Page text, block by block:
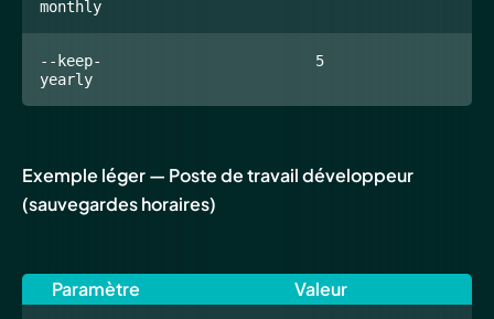
monthly
--keep-
yearly
5
Exemple léger — Poste de travail développeur
(sauvegardes horaires)
Paramètre Valeur